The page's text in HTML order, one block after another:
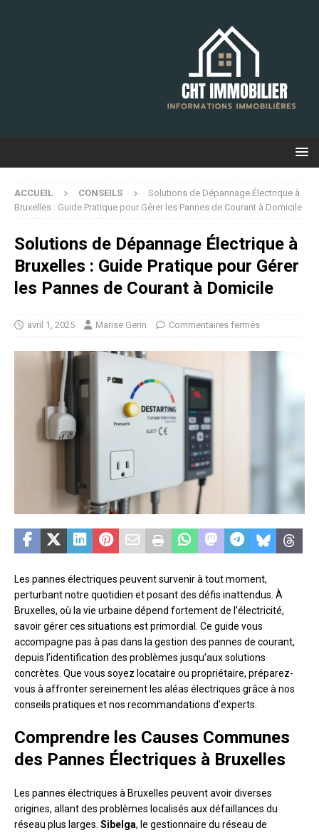
ACCUEIL CONSEILS
Solutions de Dépannage Électrique à
Bruxelles : Guide Pratique pour Gérer les Pannes de Courant à Domicile
Solutions de Dépannage Électrique à
Bruxelles : Guide Pratique pour Gérer
les Pannes de Courant à Domicile
avril 1, 2025 Marise Gerin Commentaires fermés
Les pannes électriques peuvent survenir à tout moment,
perturbant notre quotidien et posant des défis inattendus. À
Bruxelles, où la vie urbaine dépend fortement de l’électricité,
savoir gérer ces situations est primordial. Ce guide vous
accompagne pas à pas dans la gestion des pannes de courant,
depuis l’identification des problèmes jusqu’aux solutions
concrètes. Que vous soyez locataire ou propriétaire, préparez-
vous à affronter sereinement les aléas électriques grâce à nos
conseils pratiques et nos recommandations d’experts.
Comprendre les Causes Communes
des Pannes Électriques à Bruxelles
Les pannes électriques à Bruxelles peuvent avoir diverses
origines, allant des problèmes localisés aux défaillances du
réseau plus larges. Sibelga, le gestionnaire du réseau de